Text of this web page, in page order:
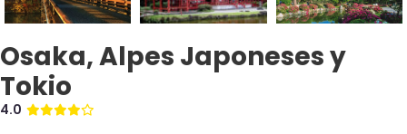
Osaka, Alpes Japoneses y
Tokio
4.0